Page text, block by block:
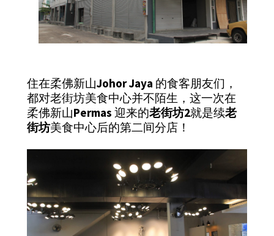
住在柔佛新山Johor Jaya 的食客朋友们，
都对老街坊美食中心并不陌生，这一次在
柔佛新山Permas 迎来的老街坊2就是续老
街坊美食中心后的第二间分店！